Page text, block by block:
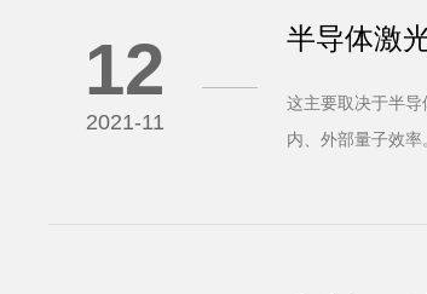
12
2021-11
半导体激
这主要取决于半
内、外部量子效